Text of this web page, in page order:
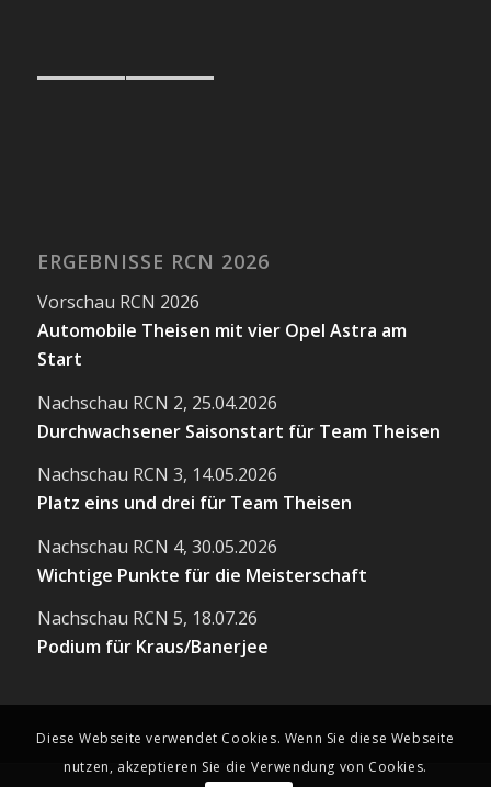
ERGEBNISSE RCN 2026
Vorschau RCN 2026
Automobile Theisen mit vier Opel Astra am
Start
Nachschau RCN 2, 25.04.2026
Durchwachsener Saisonstart für Team Theisen
Nachschau RCN 3, 14.05.2026
Platz eins und drei für Team Theisen
Nachschau RCN 4, 30.05.2026
Wichtige Punkte für die Meisterschaft
Nachschau RCN 5, 18.07.26
Podium für Kraus/Banerjee
Diese Webseite verwendet Cookies. Wenn Sie diese Webseite
nutzen, akzeptieren Sie die Verwendung von Cookies.